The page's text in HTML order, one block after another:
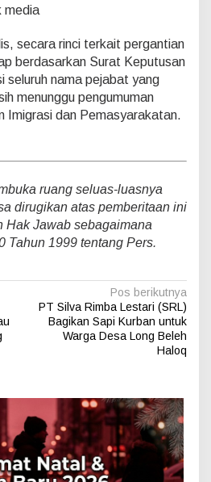
media
secara rinci terkait pergantian
berdasarkan Surat Keputusan
seluruh nama pejabat yang
menunggu pengumuman
Imigrasi dan Pemasyarakatan.
ruang seluas-luasnya
dirugikan atas pemberitaan ini
Hak Jawab sebagaimana
Tahun 1999 tentang Pers.
Pos berikutnya
PT Silva Rimba Lestari (SRL)
Bagikan Sapi Kurban untuk
Warga Desa Long Beleh
Haloq